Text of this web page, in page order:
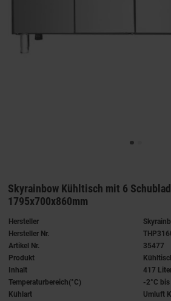
Skyrainbow Kühltisch mit 6
1795x700x860mm
Hersteller
Hersteller Nr.
Artikel Nr.
35477
Produkt
Inhalt
417
Temperaturbereich(°C)
-2°C bis
Kühlart
Umluft